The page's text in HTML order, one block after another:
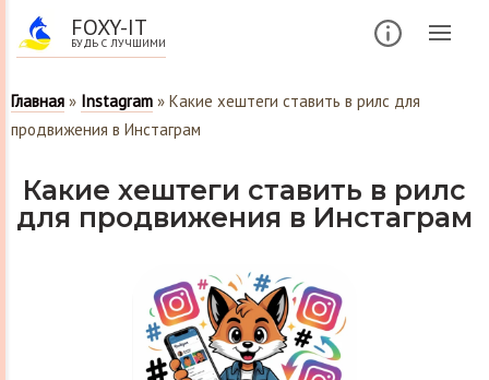
FOXY-IT
БУДЬ С ЛУЧШИМИ
Главная » Instagram » Какие хештеги ставить в рилс для
продвижения в Инстаграм
Какие хештеги ставить в рилс
для продвижения в Инстаграм